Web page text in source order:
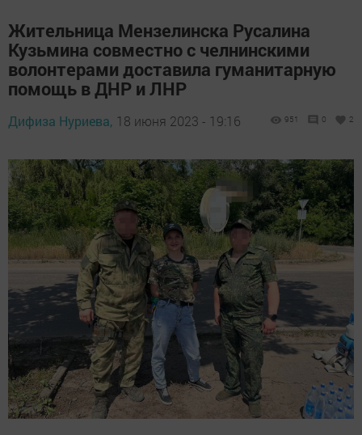
Жительница Мензелинска Русалина
Кузьмина совместно с челнинскими
волонтерами доставила гуманитарную
помощь в ДНР и ЛНР
Дифиза Нуриева, 18 июня 2023 - 19:16 951 0 2